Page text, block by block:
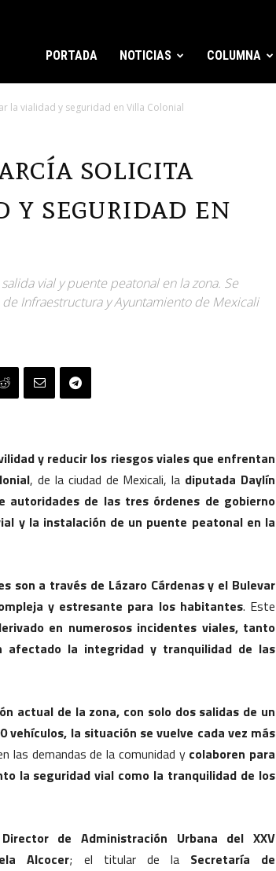
PORTADA NOTICIAS COLUMNA
la vialidad y seguridad en Villa Colonial
solicita
seguridad en
vial y puente peatonal en la zona. Se
Infraestructura y Ayuntamiento de Mexicali
y reducir los riesgos viales que enfrentan
, de la ciudad de Mexicali, la diputada Daylín
autoridades de las tres órdenes de gobierno
y la instalación de un puente peatonal en la
son a través de Lázaro Cárdenas y el Bulevar
y estresante para los habitantes. Este
en numerosos incidentes viales, tanto
afectado la integridad y tranquilidad de las
actual de la zona, con solo dos salidas de un
la situación se vuelve cada vez más
las demandas de la comunidad y colaboren para
la seguridad vial como la tranquilidad de los
Director de Administración Urbana del XXV
Alcocer; el titular de la Secretaría de